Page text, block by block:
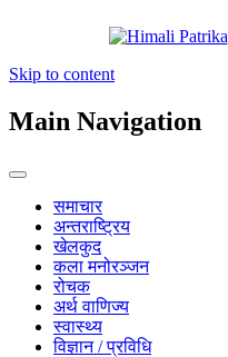
Skip to content
Main Navigation
समाचार
अन्तराष्ट्रिय
खेलकुद
कला मनोरञ्जन
रोचक
अर्थ वाणिज्य
स्वास्थ्य
विज्ञान / प्रविधि